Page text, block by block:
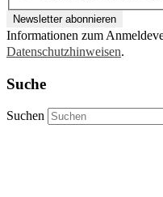
Informationen zum
Datenschutzhinweisen.
Suche
Suchen